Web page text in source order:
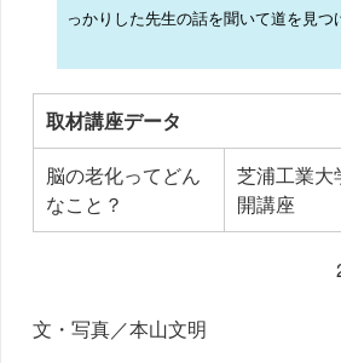
っかりした先生の話を聞いて道を見つ
取材講座データ
脳の老化ってどん
なこと？
芝浦工業大
開講座
文・写真／本山文明